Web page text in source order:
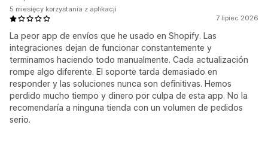
7 lipiec 2026
La peor app de envíos que he usado en Shopify. Las
integraciones dejan de funcionar constantemente y
terminamos haciendo todo manualmente. Cada actualización
rompe algo diferente. El soporte tarda demasiado en
responder y las soluciones nunca son definitivas. Hemos
perdido mucho tiempo y dinero por culpa de esta app. No la
recomendaría a ninguna tienda con un volumen de pedidos
serio.
5 miesięcy korzystania z aplikacji